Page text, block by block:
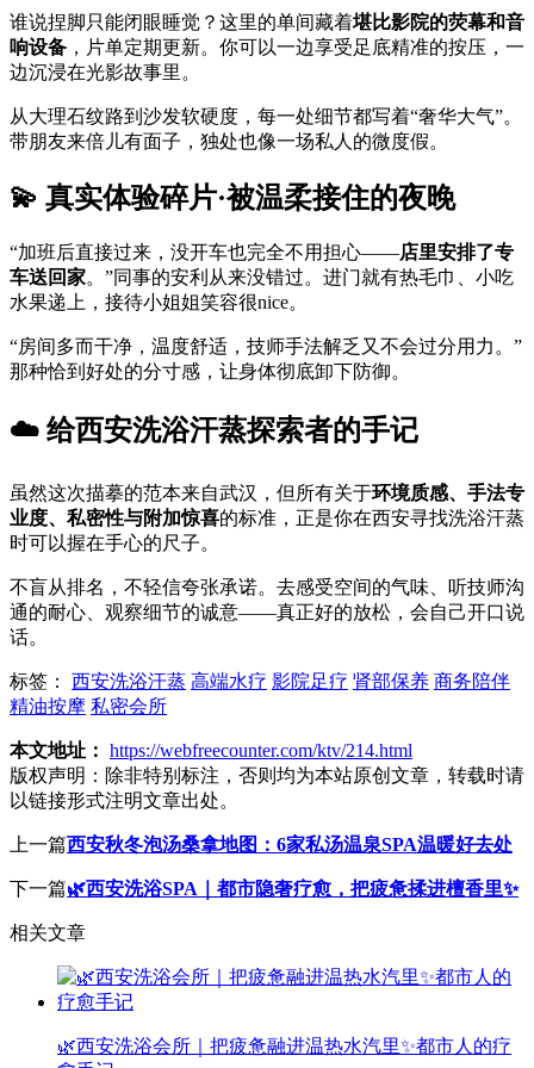
谁说捏脚只能闭眼睡觉？这里的单间藏着堪比影院的荧幕和音
响设备 ，片单定期更新。你可以一边享受足底精准的按压，一
边沉浸在光影故事里。
从大理石纹路到沙发软硬度，每一处细节都写着“奢华大气”。
带朋友来倍儿有面子，独处也像一场私人的微度假。
💫 真实体验碎片·被温柔接住的夜晚
“加班后直接过来，没开车也完全不用担心——店里安排了专
车送回家。”同事的安利从来没错过。进门就有热毛巾、小吃
水果递上，接待小姐姐笑容很nice。
“房间多而干净，温度舒适，技师手法解乏又不会过分用力。”
那种恰到好处的分寸感，让身体彻底卸下防御。
☁️ 给西安洗浴汗蒸探索者的手记
虽然这次描摹的范本来自武汉，但所有关于环境质感、手法专
业度、私密性与附加惊喜的标准，正是你在西安寻找洗浴汗蒸
时可以握在手心的尺子。
不盲从排名，不轻信夸张承诺。去感受空间的气味、听技师沟
通的耐心、观察细节的诚意——真正好的放松，会自己开口说
话。
标签： 西安洗浴汗蒸 高端水疗 影院足疗 肾部保养 商务陪伴
精油按摩 私密会所
本文地址： https://webfreecounter.com/ktv/214.html
版权声明： 除非特别标注，否则均为本站原创文章，转载时请
以链接形式注明文章出处。
上一篇西安秋冬泡汤桑拿地图：6家私汤温泉SPA温暖好去处
下一篇🌿西安洗浴SPA｜都市隐奢疗愈，把疲惫揉进檀香里✨
相关文章
🌿西安洗浴会所｜把疲惫融进温热水汽里✨都市人的疗